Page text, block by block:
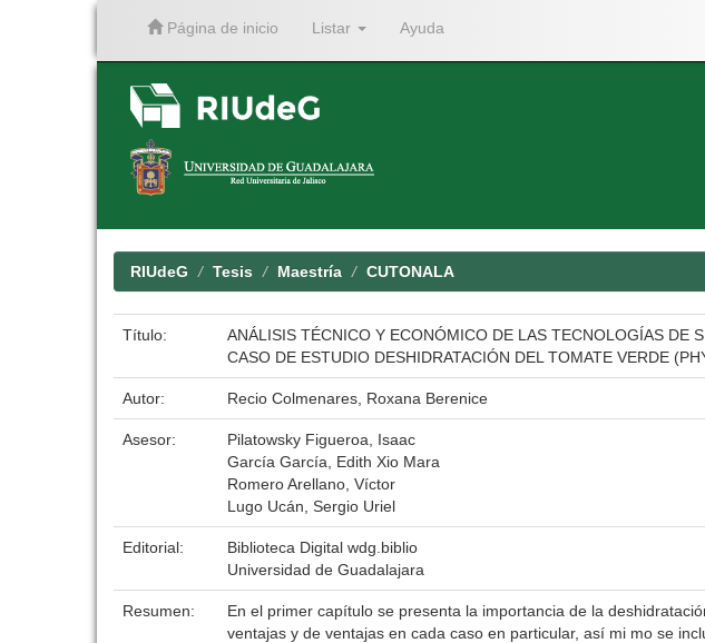
Página de inicio Listar Ayuda
RIUdeG Tesis Maestría CUTONALA
Título:
ANÁLISIS TÉCNICO Y ECONÓMICO DE LAS TECNOLOGÍAS DE
CASO DE ESTUDIO DESHIDRATACIÓN DEL TOMATE VERDE
Autor: Recio Colmenares, Roxana Berenice
Asesor:
Pilatowsky Figueroa, Isaac
García García, Edith Xio Mara
Romero Arellano, Víctor
Lugo Ucán, Sergio Uriel
Editorial:
Biblioteca Digital wdg.biblio
Universidad de Guadalajara
Resumen:
En el primer capítulo se presenta la importancia de la
ventajas y de ventajas en cada caso en particular, así mi mo se